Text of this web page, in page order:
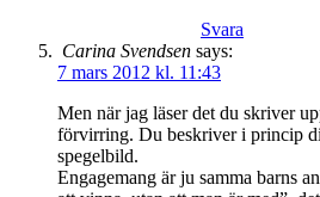
Svara
Carina Svendsen says:
7 mars 2012 kl. 11:43
Men när jag läser det du skriver
förvirring. Du beskriver i princip
spegelbild.
Engagemang är ju samma barns